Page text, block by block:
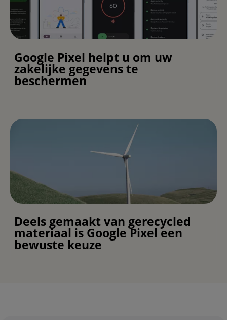
Google Pixel helpt u om uw
zakelijke gegevens te
beschermen
Deels gemaakt van gerecycled
materiaal is Google Pixel een
bewuste keuze